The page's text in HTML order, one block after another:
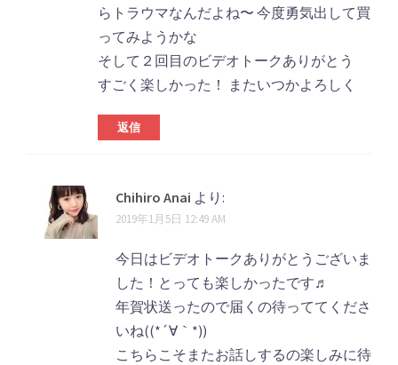
らトラウマなんだよね〜 今度勇気出して買
ってみようかな
そして２回目のビデオトークありがとう
すごく楽しかった！ またいつかよろしく
返信
Chihiro Anai より:
2019年1月5日 12:49 AM
今日はビデオトークありがとうございま
した！とっても楽しかったです♬
年賀状送ったので届くの待っててくださ
いね((*´∀｀*))
こちらこそまたお話しするの楽しみに待